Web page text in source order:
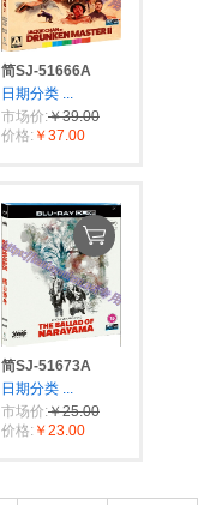
简SJ-51666A
日期分类 ...
市场价:￥39.00
价格: ￥37.00
简SJ-51673A
日期分类 ...
市场价:￥25.00
价格: ￥23.00